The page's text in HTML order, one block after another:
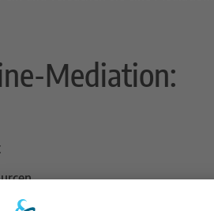
Mediation: